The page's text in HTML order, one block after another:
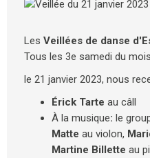
Les Veillées de danse
Tous les 3e samedi du
le 21 janvier 2023, nous
Érick Tarte au câll
À la musique: le
Matte au violon,
Martine Billette au